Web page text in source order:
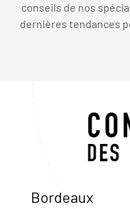
conseils de nos
dernières tendances
Bordeaux